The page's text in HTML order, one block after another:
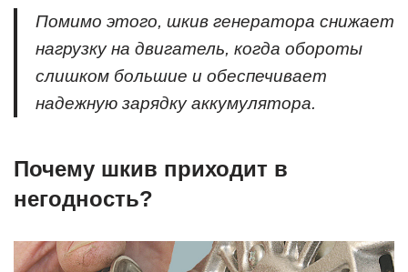
Помимо этого, шкив генератора снижает
нагрузку на двигатель, когда обороты
слишком большие и обеспечивает
надежную зарядку аккумулятора.
Почему шкив приходит в
негодность?